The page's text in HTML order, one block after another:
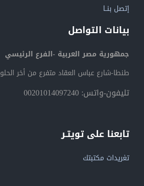
إتصل بنــا
بيانات التواصل
جمهورية مصر العربية -الفرع الرئيسي
طنطا-شارع عباس العقاد متفرع من أخر الحلو
تليفون-واتس: 00201014097240
تابعنا على تويتـر
تغريدات مكتبتك